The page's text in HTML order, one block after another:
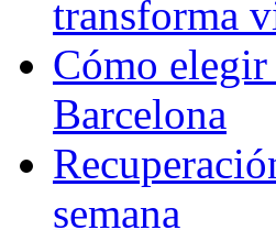
transforma
Cómo
Barcelona
semana